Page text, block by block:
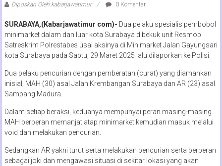
Diposkan Oleh:kabarjawatimur 0 Komentar
SURABAYA,(Kabarjawatimur com)- Dua pelaku spesialis pembobol
minimarket dalam dan luar kota Surabaya dibekuk unit Resmob
Satreskrim Polrestabes usai aksinya di Minimarket Jalan Gayungsari
kota Surabaya pada Sabtu, 29 Maret 2025 lalu dilaporkan ke Polisi.
Dua pelaku pencurian dengan pemberatan (curat) yang diamankan
inisial, MAH (30) asal Jalan Krembangan Surabaya dan AR (23) asal
Sampang Madura.
Dalam setiap beraksi, keduanya mempunyai peran masing-masing.
MAH berperan memanjat atap minimarket kemudian masuk melalui
void dan melakukan pencurian.
Sedangkan AR yakni turut serta melakukan pencurian serta berperan
sebagai joki dan mengawasi situasi di sekitar lokasi yang akan